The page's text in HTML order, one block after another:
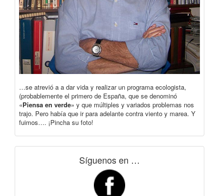
…se atrevió a a dar vida y realizar un programa ecologista,
(probablemente el primero de España, que se denominó
«Piensa en verde» y que múltiples y variados problemas nos
trajo. Pero había que ir para adelante contra viento y marea. Y
fuimos…. ¡Pincha su foto!
Síguenos en …